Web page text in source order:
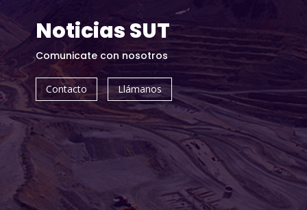
Noticias SUT
Comunicate con nosotros
Contacto Llámanos